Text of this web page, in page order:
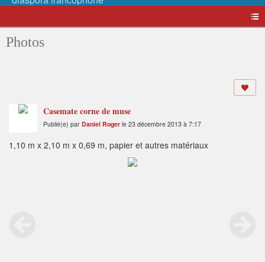
Photos
Casemate corne de muse
Publié(e) par Daniel Roger le 23 décembre 2013 à 7:17
1,10 m x 2,10 m x 0,69 m, papier et autres matériaux